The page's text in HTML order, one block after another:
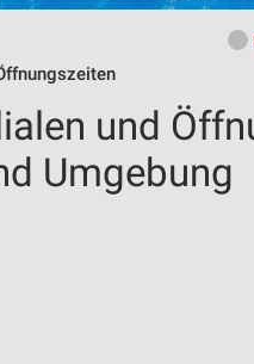
und
Umgebung